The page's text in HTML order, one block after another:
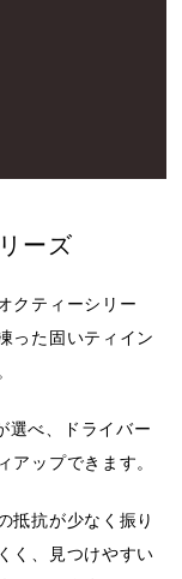
ーズ
クティーシリー
った固いティイン
べ、ドライバー
アップできます。
抵抗が少なく振り
く、見つけやすい